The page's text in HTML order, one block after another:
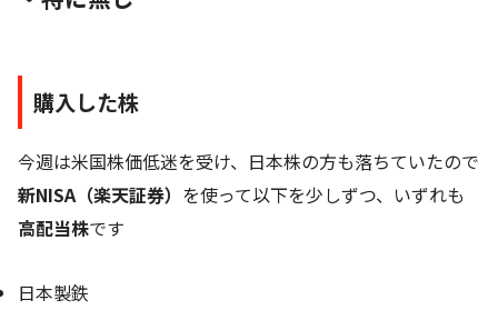
購入した株
今週は米国株価低迷を受け、日本株の方も落ちていたので
新NISA（楽天証券） を使って以下を少しずつ、いずれも
高配当株です
日本製鉄